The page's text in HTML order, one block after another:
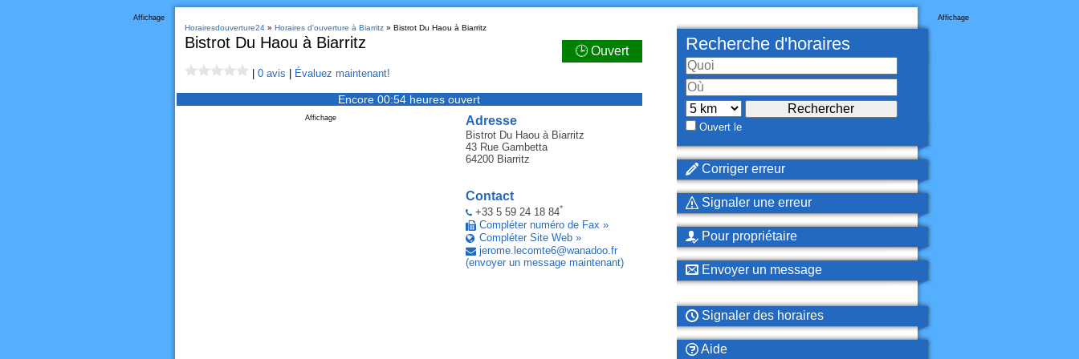
Affichage
Horairesdouverture24» Horaires d'ouverture à Biarritz» Bistrot Du Haou à Biarritz
Bistrot Du Haou à Biarritz 🕒 Ouvert
0 avis Évaluez maintenant!
Encore 00:54 heures ouvert
Adresse
Bistrot Du Haouà Biarritz
43 Rue Gambetta
64200 Biarritz
Contact
+33 5 59 24 18 84*
Compléter numéro de Fax »
Compléter Site Web »
jerome. lecomte6@wanadoo.fr
(envoyer un message maintenant)
Affichage
Affichage
Recherche d'horaires
Ouvert le
Corriger erreur
Signaler une erreur
Pour propriétaire
Envoyer un message
Signaler des horaires
Aide